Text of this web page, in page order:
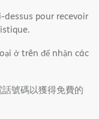
pour recevoir
ở trên để nhận các
號碼以獲得免費的